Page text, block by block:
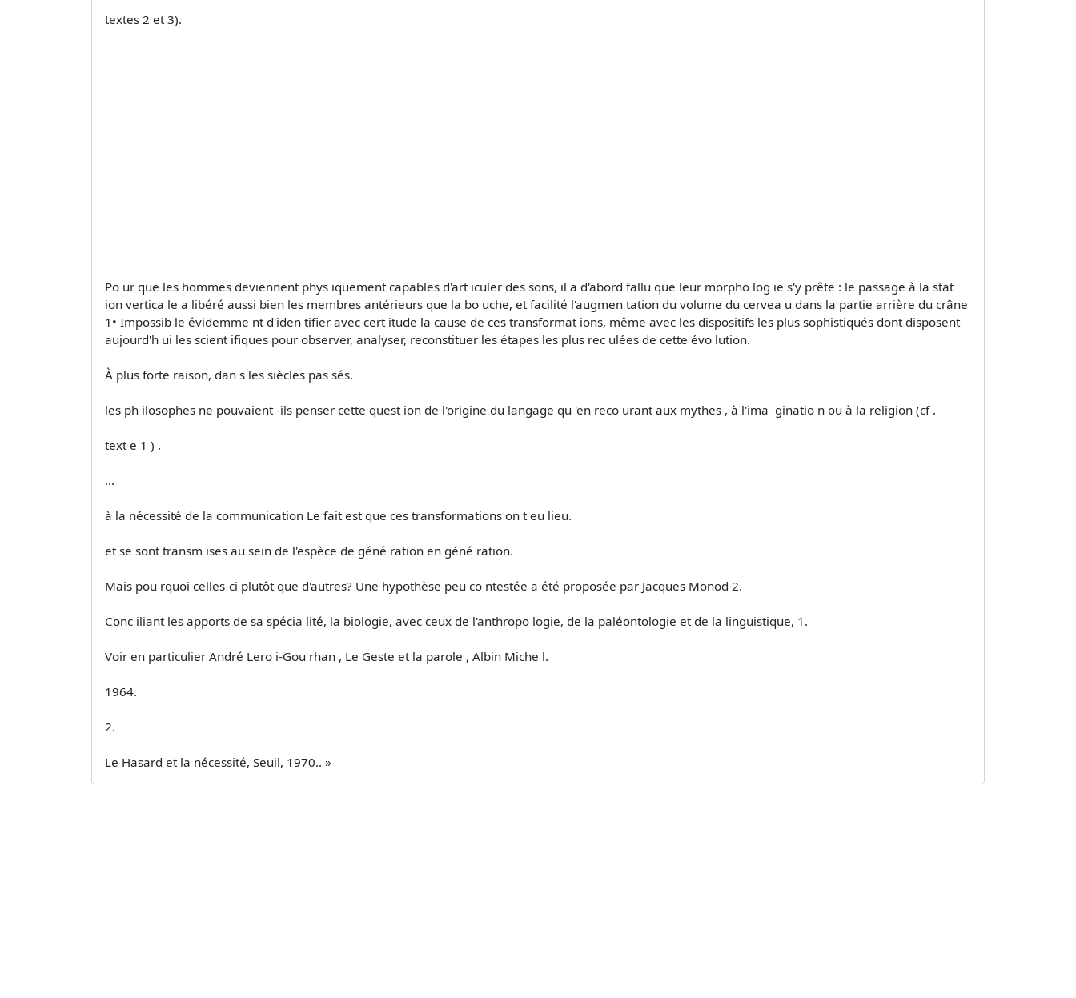
textes 2 et 3).
Po ur que les hommes deviennent phys iquement capables d'art iculer des sons, il a d'abord fallu que leur morpho log ie s'y prête : le passage à la stat
ion vertica le a libéré aussi bien les membres antérieurs que la bo uche, et facilité l'augmen­ tation du volume du cervea u dans la partie arrière du crâne
1• Impossib le évidemme nt d'iden tifier avec cert itude la cause de ces transformat ions, même avec les dispositifs les plus sophistiqués dont disposent
aujourd'h ui les scient ifiques pour observer, analyser, reconstituer les étapes les plus rec ulées de cette évo lution.
À plus forte raison, dan s les siècles pas­ sés.
les ph ilosophes ne pouvaient -ils penser cette quest ion de l'origine du langage qu 'en reco urant aux mythes , à l'ima ­ ginatio n ou à la religion (cf .
text e 1 ) .
...
à la nécessité de la communication Le fait est que ces transformations on t eu lieu.
et se sont transm ises au sein de l'espèce de géné ration en géné ration.
Mais pou rquoi celles-ci plutôt que d'autres? Une hypothèse peu co ntestée a été proposée par Jacques Monod 2.
Conc iliant les apports de sa spécia lité, la biologie, avec ceux de l'anthropo logie, de la paléontologie et de la linguistique, 1.
Voir en particulier André Lero i-Gou rhan , Le Geste et la parole , Albin Miche l.
1964.
2.
Le Hasard et la nécessité, Seuil, 1970.. »